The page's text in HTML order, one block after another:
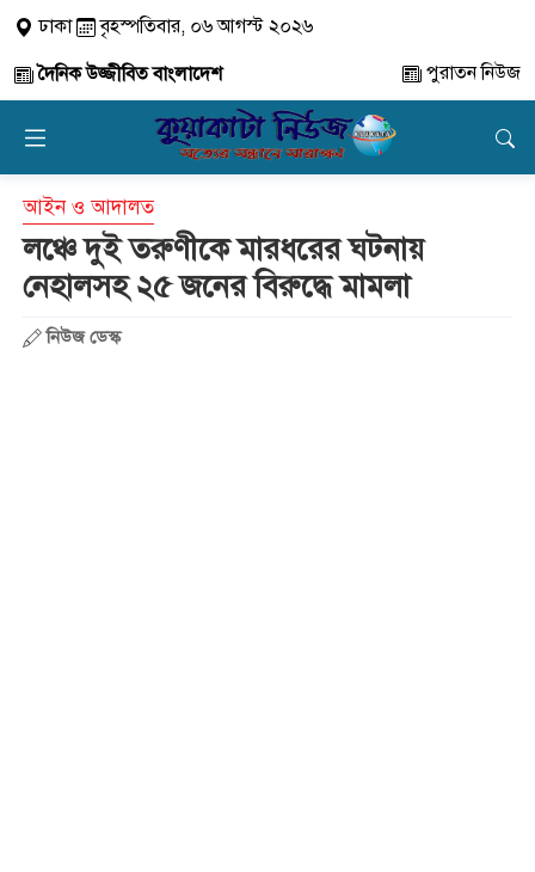
ঢাকা
বৃহস্পতিবার, ০৬ আগস্ট ২০২৬
দৈনিক উজ্জীবিত বাংলাদেশ
পুরাতন নিউজ
আইন ও আদালত
লঞ্চে দুই তরুণীকে মারধরের ঘটনায়
নেহালসহ ২৫ জনের বিরুদ্ধে মামলা
নিউজ ডেস্ক